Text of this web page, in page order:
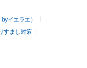
イエラエ）
すまし対策